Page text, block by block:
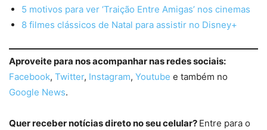
5 motivos para ver ‘Traição Entre Amigas’ nos cinemas
8 filmes clássicos de Natal para assistir no Disney+
Aproveite para nos acompanhar nas redes sociais:
Facebook, Twitter, Instagram, Youtube e também no
Google News.
Quer receber notícias direto no seu celular? Entre para o